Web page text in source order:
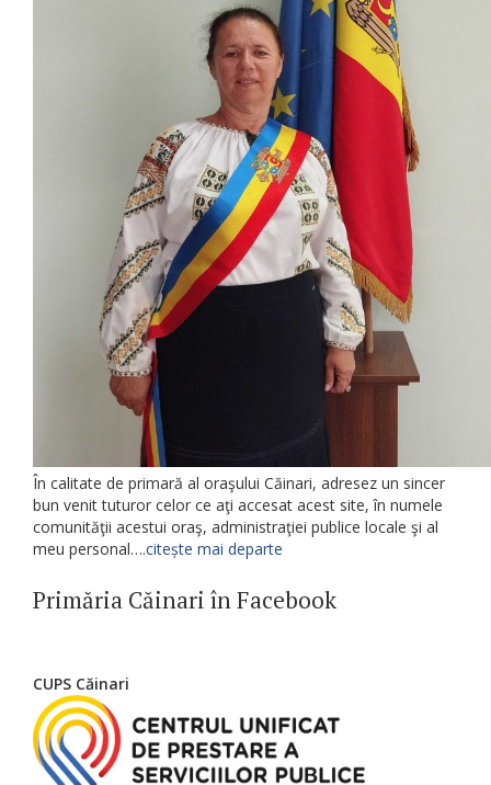
În calitate de primară al oraşului Căinari, adresez un sincer
bun venit tuturor celor ce aţi accesat acest site, în numele
comunităţii acestui oraş, administraţiei publice locale şi al
meu personal….citește mai departe
Primăria Căinari în Facebook
CUPS Căinari